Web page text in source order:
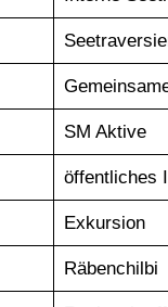
SM Aktive
öffentliches
Exkursion
Räbenchilbi